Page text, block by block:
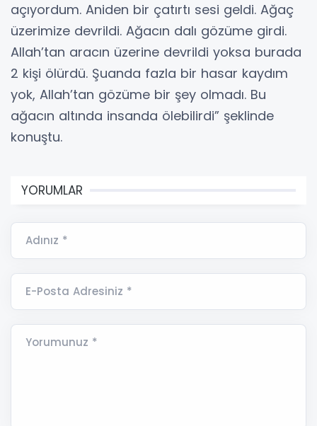
açıyordum. Aniden bir çatırtı sesi geldi. Ağaç
üzerimize devrildi. Ağacın dalı gözüme girdi.
Allah’tan aracın üzerine devrildi yoksa burada
2 kişi ölürdü. Şuanda fazla bir hasar kaydım
yok, Allah’tan gözüme bir şey olmadı. Bu
ağacın altında insanda ölebilirdi” şeklinde
konuştu.
YORUMLAR
Adınız *
E-Posta Adresiniz *
Yorumunuz *